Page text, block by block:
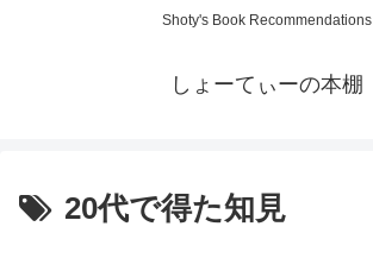
Shoty's Book Recommendations
しょーてぃーの本棚
20代で得た知見